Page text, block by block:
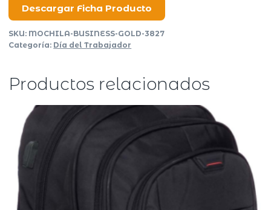
3827
cantidad
Descargar Ficha Producto
SKU: MOCHILA-BUSINESS-GOLD-3827
Categoría: Día del Trabajador
Productos relacionados